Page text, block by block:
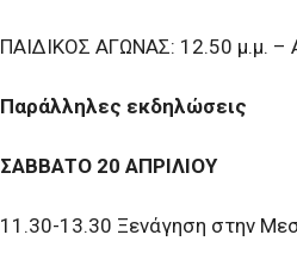
ΠΑΙΔΙΚΟΣ ΑΓΩΝΑΣ: 12.50 μ.μ. –
Παράλληλες εκδηλώσεις
ΣΑΒΒΑΤΟ 20 ΑΠΡΙΛΙΟΥ
11.30-13.30 Ξενάγηση στην